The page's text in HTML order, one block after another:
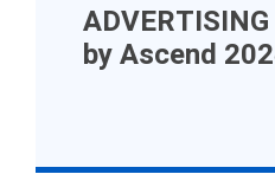
by Ascend